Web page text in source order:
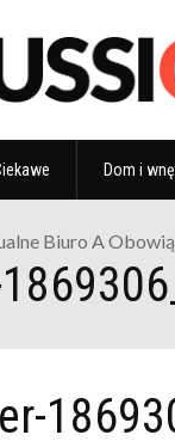
Dom i
Biuro A